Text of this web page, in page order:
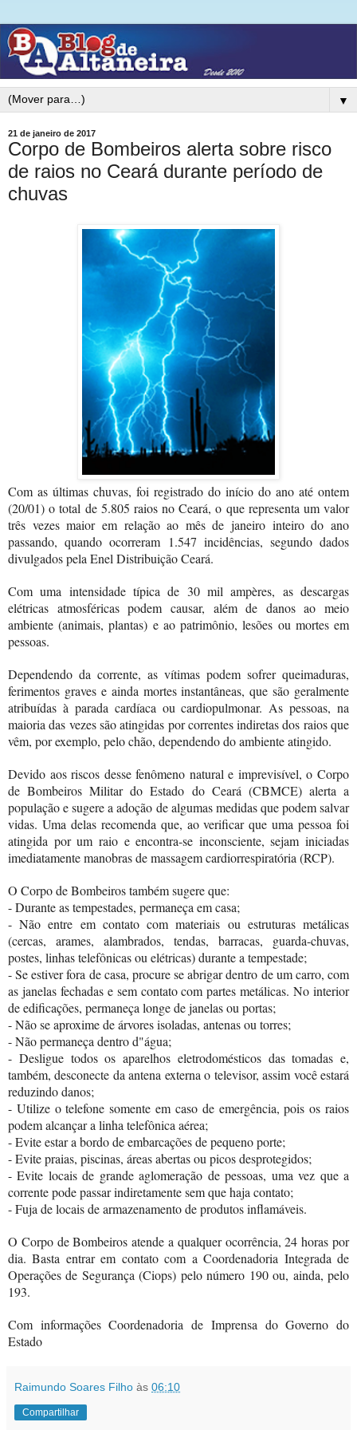
▼
21 de janeiro de 2017
Corpo de Bombeiros alerta sobre risco
de raios no Ceará durante período de
chuvas
Com as últimas chuvas, foi registrado do início do ano até ontem
(20/01) o total de 5.805 raios no Ceará, o que representa um valor
três vezes maior em relação ao mês de janeiro inteiro do ano
passando, quando ocorreram 1.547 incidências, segundo dados
divulgados pela Enel Distribuição Ceará.
Com uma intensidade típica de 30 mil ampères, as descargas
elétricas atmosféricas podem causar, além de danos ao meio
ambiente (animais, plantas) e ao patrimônio, lesões ou mortes em
pessoas.
Dependendo da corrente, as vítimas podem sofrer queimaduras,
ferimentos graves e ainda mortes instantâneas, que são geralmente
atribuídas à parada cardíaca ou cardiopulmonar. As pessoas, na
maioria das vezes são atingidas por correntes indiretas dos raios que
vêm, por exemplo, pelo chão, dependendo do ambiente atingido.
Devido aos riscos desse fenômeno natural e imprevisível, o Corpo
de Bombeiros Militar do Estado do Ceará (CBMCE) alerta a
população e sugere a adoção de algumas medidas que podem salvar
vidas. Uma delas recomenda que, ao verificar que uma pessoa foi
atingida por um raio e encontra-se inconsciente, sejam iniciadas
imediatamente manobras de massagem cardiorrespiratória (RCP).
O Corpo de Bombeiros também sugere que:
- Durante as tempestades, permaneça em casa;
- Não entre em contato com materiais ou estruturas metálicas
(cercas, arames, alambrados, tendas, barracas, guarda-chuvas,
postes, linhas telefônicas ou elétricas) durante a tempestade;
- Se estiver fora de casa, procure se abrigar dentro de um carro, com
as janelas fechadas e sem contato com partes metálicas. No interior
de edificações, permaneça longe de janelas ou portas;
- Não se aproxime de árvores isoladas, antenas ou torres;
- Não permaneça dentro d"água;
- Desligue todos os aparelhos eletrodomésticos das tomadas e,
também, desconecte da antena externa o televisor, assim você estará
reduzindo danos;
- Utilize o telefone somente em caso de emergência, pois os raios
podem alcançar a linha telefônica aérea;
- Evite estar a bordo de embarcações de pequeno porte;
- Evite praias, piscinas, áreas abertas ou picos desprotegidos;
- Evite locais de grande aglomeração de pessoas, uma vez que a
corrente pode passar indiretamente sem que haja contato;
- Fuja de locais de armazenamento de produtos inflamáveis.
O Corpo de Bombeiros atende a qualquer ocorrência, 24 horas por
dia. Basta entrar em contato com a Coordenadoria Integrada de
Operações de Segurança (Ciops) pelo número 190 ou, ainda, pelo
193.
Com informações Coordenadoria de Imprensa do Governo do
Estado
Raimundo Soares Filho às 06:10
Compartilhar